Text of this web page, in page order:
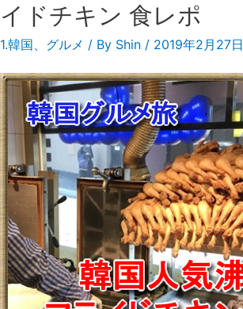
イドチキン 食レポ
1.韓国、 グルメ / By Shin / 2019年2月27日